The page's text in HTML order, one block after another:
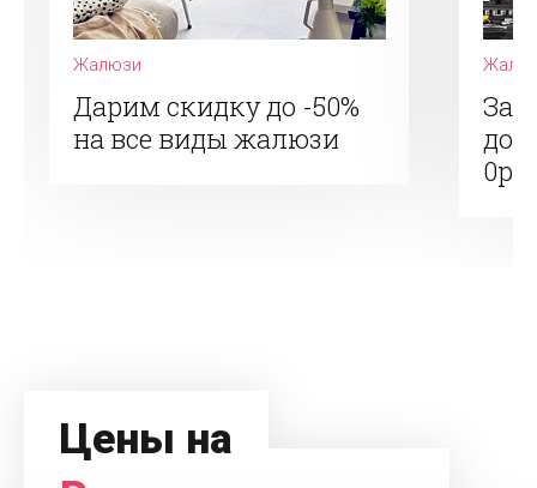
Жалюзи
Дарим скидку до -50%
на все виды жалюзи
0р.
Цены на